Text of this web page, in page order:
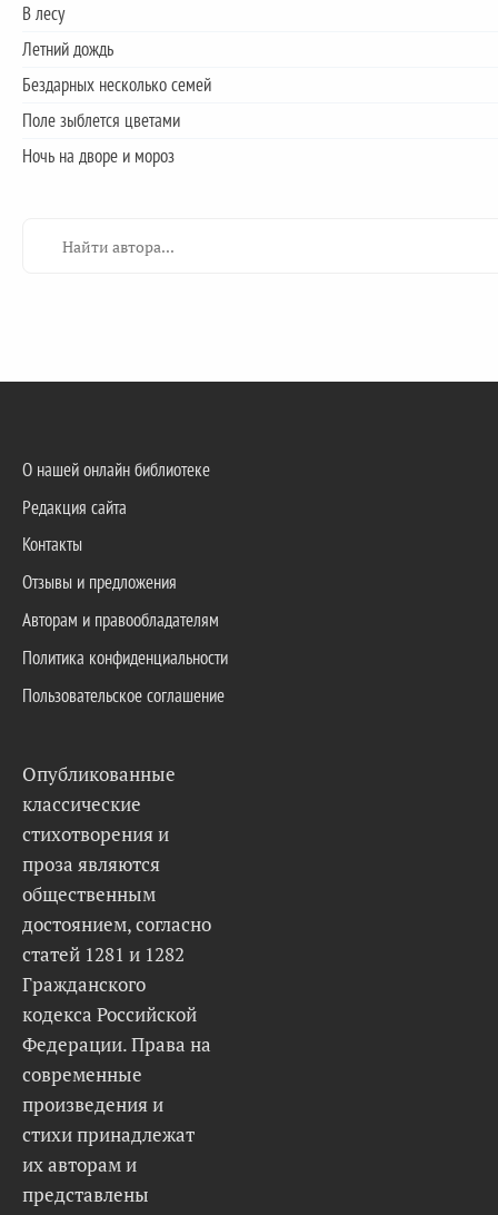
В лесу
Летний дождь
Бездарных несколько семей
Поле зыблется цветами
Ночь на дворе и мороз
О нашей онлайн библиотеке
Редакция сайта
Контакты
Отзывы и предложения
Авторам и правообладателям
Политика конфиденциальности
Пользовательское соглашение
Опубликованные
классические
стихотворения и
проза являются
общественным
достоянием, согласно
статей 1281 и 1282
Гражданского
кодекса Российской
Федерации. Права на
современные
произведения и
стихи принадлежат
их авторам и
представлены